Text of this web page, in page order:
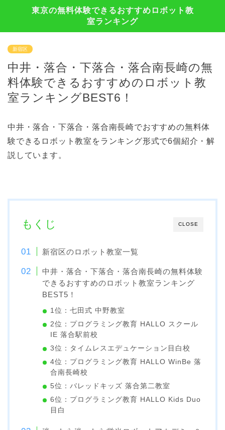
東京の無料体験できるおすすめロボット教
室ランキング
新宿区
中井・落合・下落合・落合南長崎の無
料体験できるおすすめのロボット教
室ランキングBEST6！
中井・落合・下落合・落合南長崎でおすすめの無料体
験できるロボット教室をランキング形式で6個紹介・解
説しています。
CLOSE
もくじ
新宿区のロボット教室一覧
中井・落合・下落合・落合南長崎の無料体験
できるおすすめのロボット教室ランキング
BEST5！
1位：七田式 中野教室
2位：プログラミング教育 HALLO スクール
IE 落合駅前校
3位：タイムレスエデュケーション目白校
4位：プログラミング教育 HALLO WinBe 落
合南長崎校
5位：バレッドキッズ 落合第二教室
6位：プログラミング教育 HALLO Kids Duo
目白